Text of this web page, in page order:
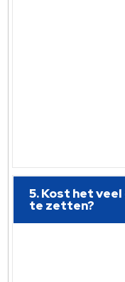
5. Kost het
te zetten?